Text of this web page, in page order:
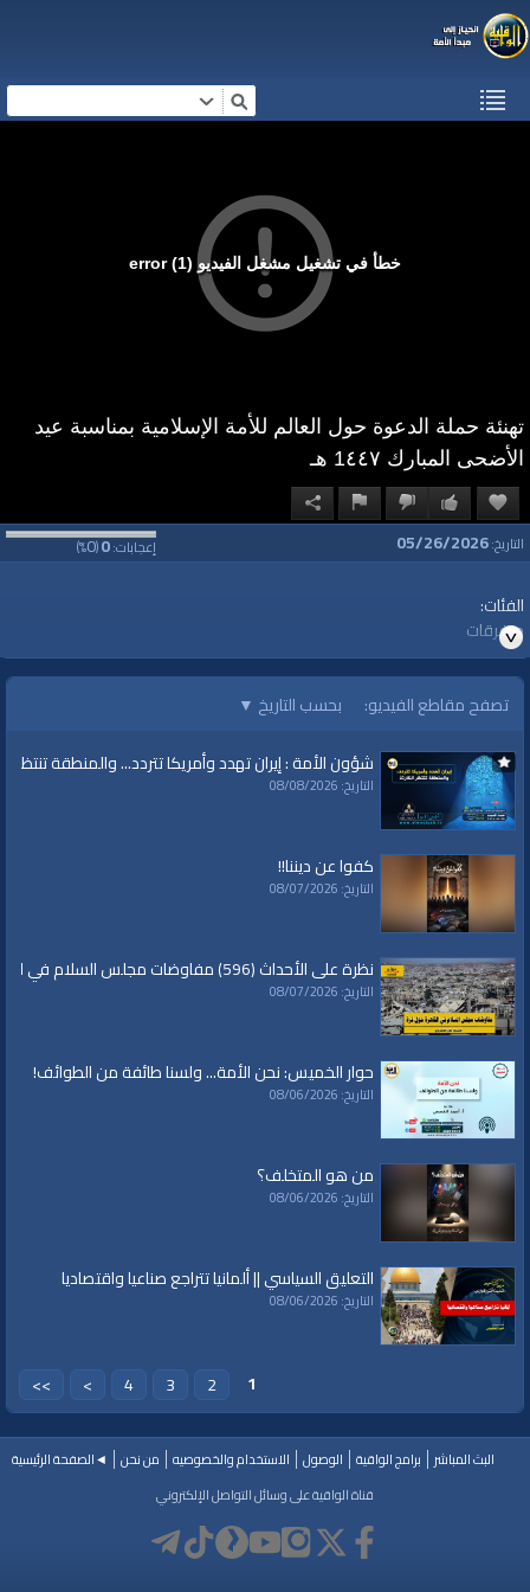
خطأ في تشغيل مشغل الفيديو (1) error
تهنئة حملة الدعوة حول العالم للأمة الإسلامية بمناسبة عيد
الأضحى المبارك 1٤٤٧ هـ
إعجابات:0
(
0
%) التاريخ:05/26/2026
الفئات:
متفرقات
قنوات:
برامج الواقية
تصفح مقاطع الفيديو: بحسب التاريخ ▼
شؤون الأمة : إيران تهدد وأمريكا تتردد... والمنطقة تنتظر
التاريخ: 08/08/2026
كفوا عن ديننا!!
التاريخ: 08/07/2026
نظرة على الأحداث (596) مفاوضات مجلس السلام في القاهرة حول غزة
التاريخ: 08/07/2026
حوار الخميس: نحن الأمة... ولسنا طائفة من الطوائف!
التاريخ: 08/06/2026
من هو المتخلف؟
التاريخ: 08/06/2026
التعليق السياسي || ألمانيا تتراجع صناعيا واقتصاديا
التاريخ: 08/06/2026
1
2
3
4
>
>>
البث المباشر برامج الواقية الوصول الاستخدام والخصوصيه من نحن
◄الصفحة الرئيسية
قناة الواقية على وسائل التواصل الإلكتروني